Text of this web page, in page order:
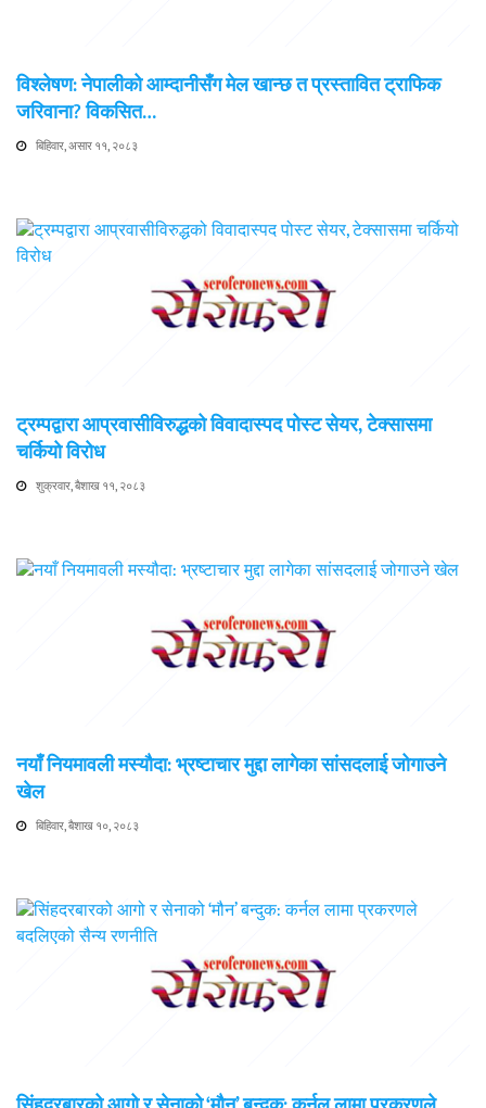
विश्लेषण: नेपालीको आम्दानीसँग मेल खान्छ त प्रस्तावित ट्राफिक
जरिवाना? विकसित…
बिहिवार, असार ११, २०८३
ट्रम्पद्वारा आप्रवासीविरुद्धको विवादास्पद पोस्ट सेयर, टेक्सासमा
चर्कियो विरोध
शुक्रवार, बैशाख ११, २०८३
नयाँ नियमावली मस्यौदा: भ्रष्टाचार मुद्दा लागेका सांसदलाई जोगाउने
खेल
बिहिवार, बैशाख १०, २०८३